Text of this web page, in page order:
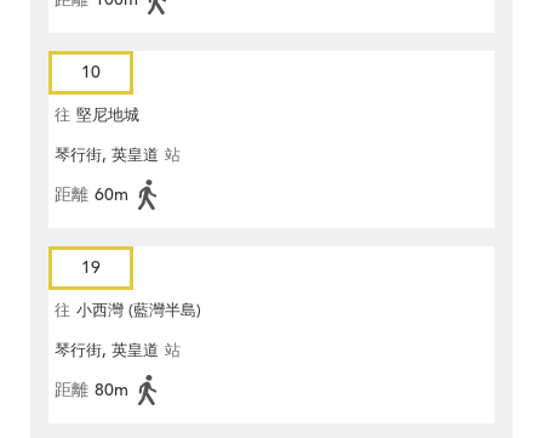
10
往 堅尼地城
琴行街, 英皇道 站
距離 60m
19
往 小西灣 (藍灣半島)
琴行街, 英皇道 站
距離 80m